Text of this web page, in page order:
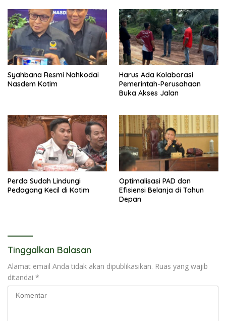
Syahbana Resmi Nahkodai
Nasdem Kotim
Harus Ada Kolaborasi
Pemerintah-Perusahaan
Buka Akses Jalan
Perda Sudah Lindungi
Pedagang Kecil di Kotim
Optimalisasi PAD dan
Efisiensi Belanja di Tahun
Depan
Tinggalkan Balasan
Alamat email Anda tidak akan dipublikasikan. Ruas yang wajib
ditandai *